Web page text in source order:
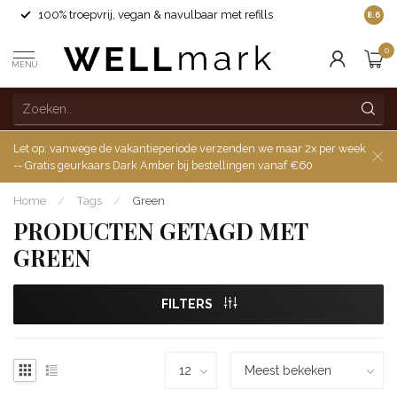
100% troepvrij, vegan & navulbaar met refills 8.6
MENU
0
Let op: vanwege de vakantieperiode verzenden we maar 2x per week
-- Gratis geurkaars Dark Amber bij bestellingen vanaf €60
Home / Tags / Green
PRODUCTEN GETAGD MET
GREEN
FILTERS